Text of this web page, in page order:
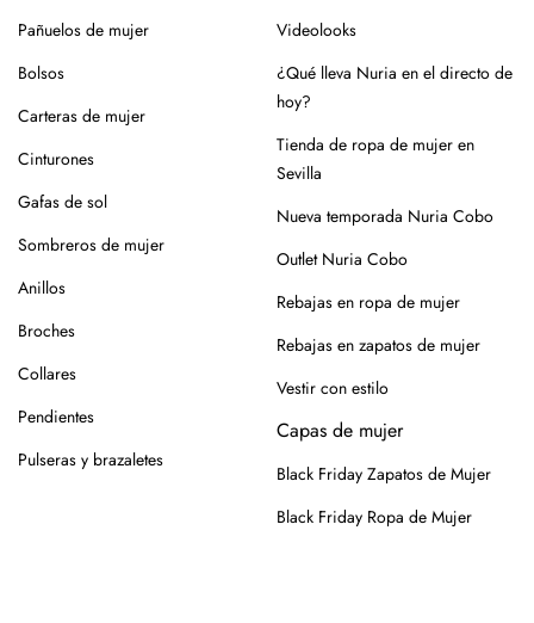
suciedad, limpiar con un paño ligeramente húmedo y
productos específicos para calzado de piel. Guarda en
lugar seco y con forma (relleno de papel o con horma),
alejados de fuentes de calor.
Para los modelos de yute, evita mojar la suela. En caso de
roce, usa un cepillo suave en seco.
Siempre es mejor guardarlos en su caja o funda de tela,
para que se conserven como el primer día.
Si tienes alguna duda, puedes consultarnos.
Pañuelos de mujer
Bolsos
Carteras de mujer
Cinturones
Gafas de sol
Sombreros de mujer
Anillos
Broches
Collares
Pendientes
Pulseras y brazaletes
Videolooks
¿Qué lleva Nuria en el directo de
hoy?
Tienda de ropa de mujer en
Sevilla
Nueva temporada Nuria Cobo
Outlet Nuria Cobo
Rebajas en ropa de mujer
Rebajas en zapatos de mujer
Vestir con estilo
Capas de mujer
Black Friday Zapatos de Mujer
Black Friday Ropa de Mujer